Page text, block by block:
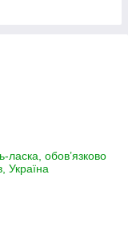
обов’язково
Україна